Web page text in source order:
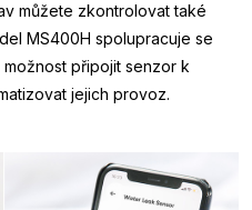
můžete zkontrolovat také
MS400H spolupracuje se
připojit senzor k
jejich provoz.